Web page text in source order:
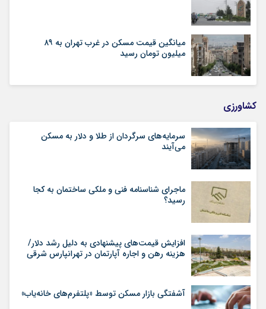
میانگین قیمت مسکن در غرب تهران به ۸۹
میلیون تومان رسید
کشاورزی
سرمایه‌های سرگردان از طلا و دلار به مسکن
می‌آیند
ماجرای شناسنامه‌ فنی و ملکی ساختمان به کجا
رسید؟
افزایش قیمت‌های پیشنهادی به دلیل رشد دلار/
هزینه رهن و اجاره آپارتمان در تهرانپارس شرقی
آشفتگی بازار مسکن توسط «پلتفرم‌های خانه‌یاب»